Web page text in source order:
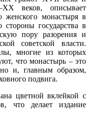
веков, описывает
женского монастыря в
стороны государства в
пору разорения и
советской власти.
многие из которых
что монастырь – это
и, главным образом,
подвига.
цветной вклейкой с
что делает издание